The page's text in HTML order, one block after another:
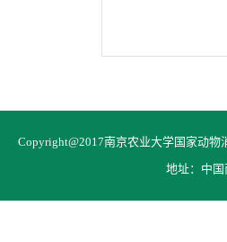
Copyright@2017南京农业大学国家动物
地址：中国